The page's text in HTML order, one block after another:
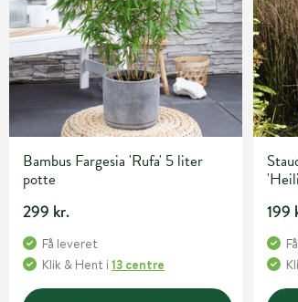
Bambus Fargesia 'Rufa' 5 liter
potte
299 kr.
Få leveret
Klik & Hent i 13 centre
199